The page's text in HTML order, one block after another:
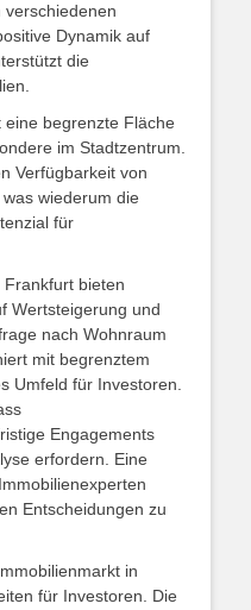
verschiedenen
Dynamik auf
die
begrenzte Fläche
im Stadtzentrum.
Verfügbarkeit von
wiederum die
für
bieten
Wertsteigerung und
nach Wohnraum
mit begrenztem
Umfeld für Investoren.
Engagements
erfordern. Eine
Entscheidungen zu
in
für Investoren. Die